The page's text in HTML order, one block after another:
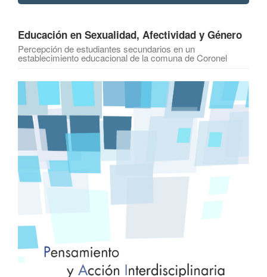
Educación en Sexualidad, Afectividad y Género
Percepción de estudiantes secundarios en un
establecimiento educacional de la comuna de Coronel
Barra
lateral
del
artículo